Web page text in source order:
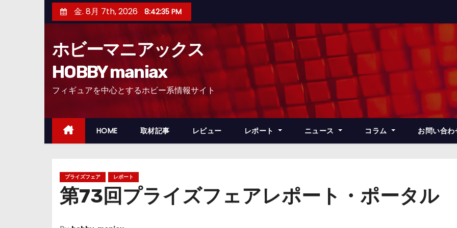
ン
ッ
金. 8月 7th, 2026 8:42:36 PM
ホビーマニアックス
HOBBY maniax
フィギュアを中心とするホビー系情報サイト
HOME 取材記事 レビュー レポート ニュース コラム お問い合わ
プライズフェア レポート
第73回プライズフェアレポート・ポータル